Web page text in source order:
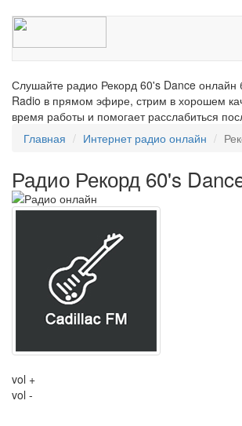
Слушайте радио Рекорд 60's Dance онлайн
Radio в прямом эфире, стрим в хорошем
время работы и помогает расслабиться
Главная
Интернет радио онлайн
Радио Рекорд 60's
vol +
vol -